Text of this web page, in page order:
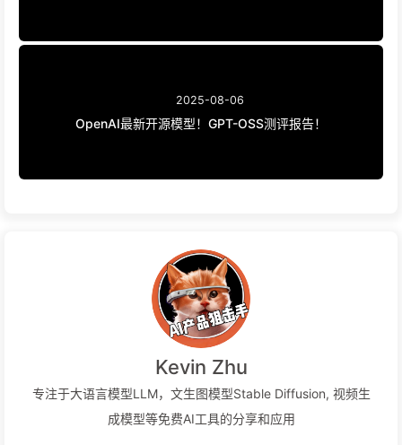
2025-08-06
OpenAI最新开源模型！GPT-OSS测评报告！
Kevin Zhu
专注于大语言模型LLM，文生图模型Stable Diffusion, 视频生
成模型等免费AI工具的分享和应用